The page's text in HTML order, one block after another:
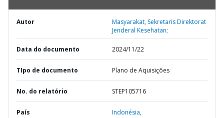
Autor
Masyarakat, Sekretaris Direktorat
Jenderal Kesehatan;
Data do documento 2024/11/22
TIpo de documento Plano de Aquisições
No. do relatório STEP105716
País Indonésia,